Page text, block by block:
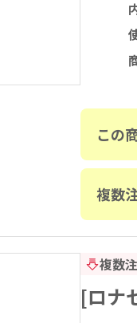
この
複数
複数
[ロナ